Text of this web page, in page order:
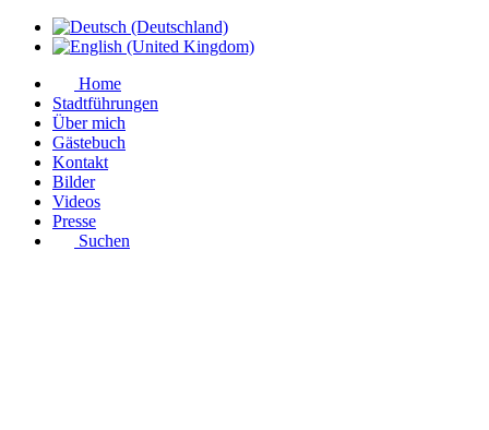
Home
Stadtführungen
Über mich
Gästebuch
Kontakt
Bilder
Videos
Presse
Suchen